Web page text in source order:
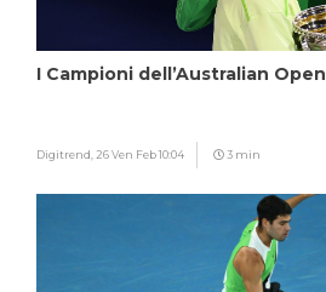
I Campioni dell’Australian Open
Digitrend, 26 Ven Feb 10:04 3 min